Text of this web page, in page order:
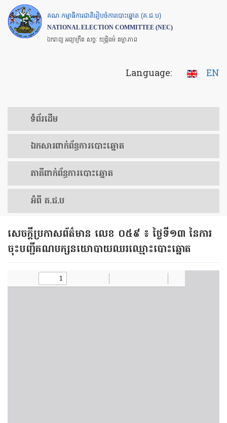
Skip
to
main
គណៈកម្មាធិការជាតិរៀបចំការបោះឆ្នោត (គ.ជ.ប)
NATIONAL ELECTION COMMITTEE (NEC)
ឯករាជ្យ អព្យាក្រឹត សច្ចៈ យុត្តិធម៌ តម្លាភាព
Language: EN
ទំព័រ​ដើម
ឯកសារ​ពាក់ព័ន្ធ​ការ​បោះឆ្នោត
​ភាគីពាក់ព័ន្ធ​​ការ​បោះឆ្នោត
អំពី គ.ជ.ប
​សេចក្តី​ប្រកាស​ព័ត៌មាន លេខ ០៥៩ ៖ ថ្ងៃ​ទី១៣ នៃ​ការ​
ចុះ​បញ្ជី​គណ​បក្ស​​នយោបាយ​ឈរ​ឈ្មោះ​បោះ​ឆ្នោត​